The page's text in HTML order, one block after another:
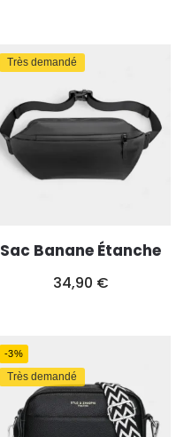
Très demandé
Sac Banane Étanche
34,90 €
-3%
Très demandé